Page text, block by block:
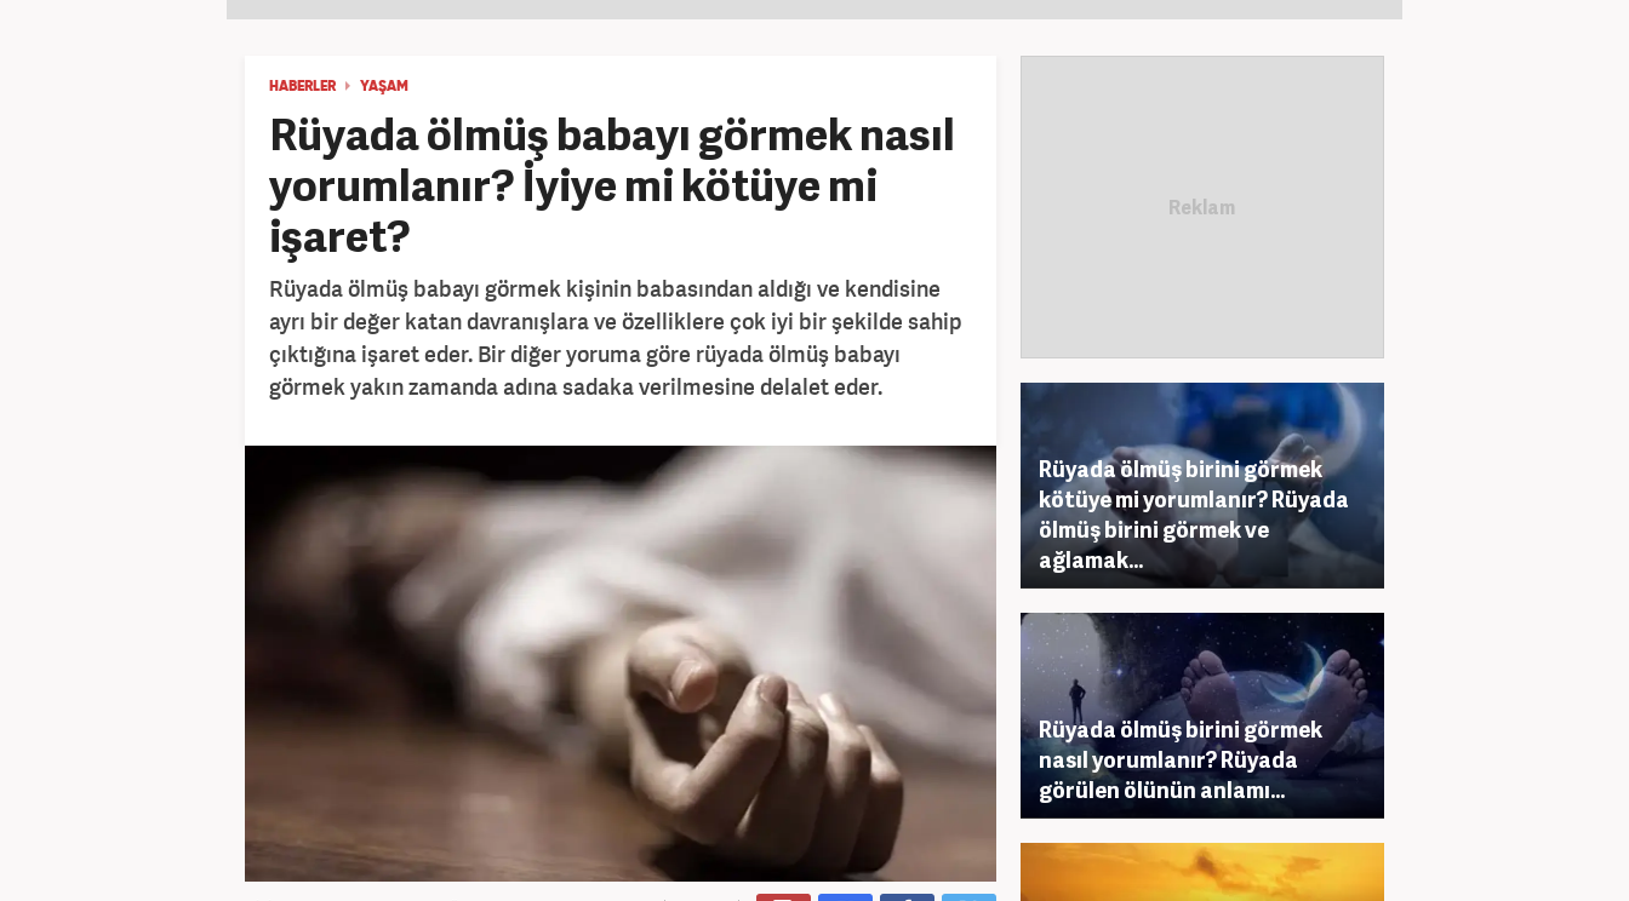
HABERLER YAŞAM
Rüyada ölmüş babayı görmek nasıl
yorumlanır? İyiye mi kötüye mi
işaret?
Rüyada ölmüş babayı görmek kişinin babasından aldığı ve kendisine
ayrı bir değer katan davranışlara ve özelliklere çok iyi bir şekilde sahip
çıktığına işaret eder. Bir diğer yoruma göre rüyada ölmüş babayı
görmek yakın zamanda adına sadaka verilmesine delalet eder.
Rüyada ölmüş birini görmek
kötüye mi yorumlanır? Rüyada
ölmüş birini görmek ve
ağlamak...
Rüyada ölmüş birini görmek
nasıl yorumlanır? Rüyada
görülen ölünün anlamı...